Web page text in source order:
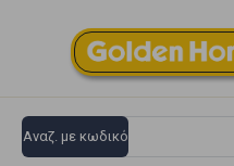
Αναζ. με κωδικό